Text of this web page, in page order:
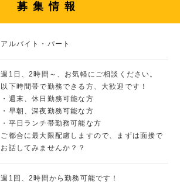
募集情報
アルバイト・パート
週1日、2時間～、お気軽にご相談ください。
以下時間帯で勤務できる方、大歓迎です！
・週末、休日勤務可能な方
・早朝、深夜勤務可能な方
・平日ランチ帯勤務可能な方
ご都合に最大限配慮しますので、まずは面接で
お話してみませんか？？
週1回、2時間から勤務可能です！